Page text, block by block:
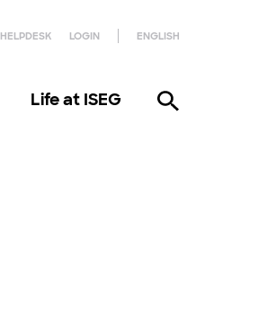
HELPDESK LOGIN ENGLISH
Life at ISEG